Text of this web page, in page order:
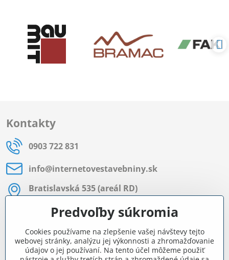
Kontakty
0903 722 831
info​@internetovestavebniny​.sk
Bratislavská 535 (areál RD)
Most pri Bratislave
Pon - Pia 8:00 - 11:30 a 12:15 - 15:30
Facebook
Predvoľby súkromia
Cookies používame na zlepšenie vašej návštevy tejto
webovej stránky, analýzu jej výkonnosti a zhromažďovanie
údajov o jej používaní. Na tento účel môžeme použiť